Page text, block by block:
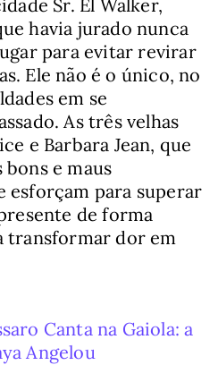
Sr. El Walker,
havia jurado nunca
para evitar revirar
Ele não é o único, no
em se
As três velhas
e Barbara Jean, que
e maus
esforçam para superar
de forma
transformar dor em
Canta na Gaiola: a
Angelou